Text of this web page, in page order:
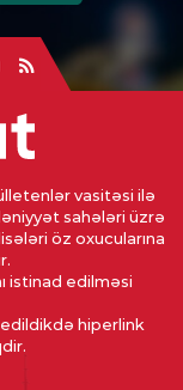
vasitəsi ilə
sahələri üzrə
öz oxucularına
istinad edilməsi
hiperlink